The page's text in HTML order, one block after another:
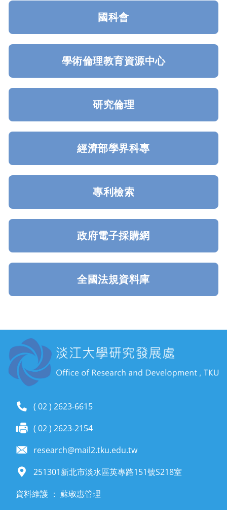
國科會
學術倫理教育資源中心
研究倫理
經濟部學界科專
專利檢索
政府電子採購網
全國法規資料庫
( 02 ) 2623-6615
( 02 ) 2623-2154
research@mail2.tku.edu.tw
251301新北市淡水區英專路151號S218室
資料維護 ： 蘇琡惠管理